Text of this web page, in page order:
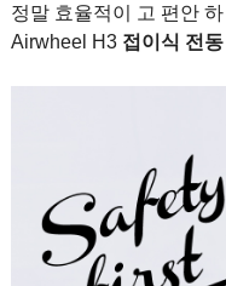
정말 효율적이 고 편안
Airwheel H3 접이식 전